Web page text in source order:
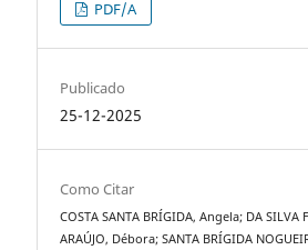
PDF/A
Publicado
25-12-2025
Como Citar
COSTA SANTA BRÍGIDA, Angela; DA SILVA
ARAÚJO, Débora; SANTA BRÍGIDA